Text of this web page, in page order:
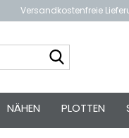
Versandkostenfreie
NÄHEN PLOTTEN